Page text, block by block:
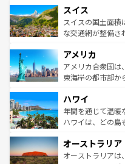
れる地方に足を運
きるだ
を参照してほしい
は、お酒好きな人には
ドイツ情報はコン
リアごとに異なる
ティー、ビール
戦など、本場だか
ンツ一覧を参照し
スイス
スイスの国土面
な交通網が整備さ
の建物がそのまま
博物館もあり、ア
ことができる。国
ば市内交通費無料で
着のスイス情報は
アメリカ
アメリカ合衆国は
東海岸の都市部か
のような巨大都市
ンメントが詰まっ
西部には大自然が
部のニューオーリ
文化が魅力。旅行
ハワイ
年間を通じて温暖
ハワイは、どの島
ワイ島は見逃せな
島だが、静かな自
オーストラリア
オーストラリアは